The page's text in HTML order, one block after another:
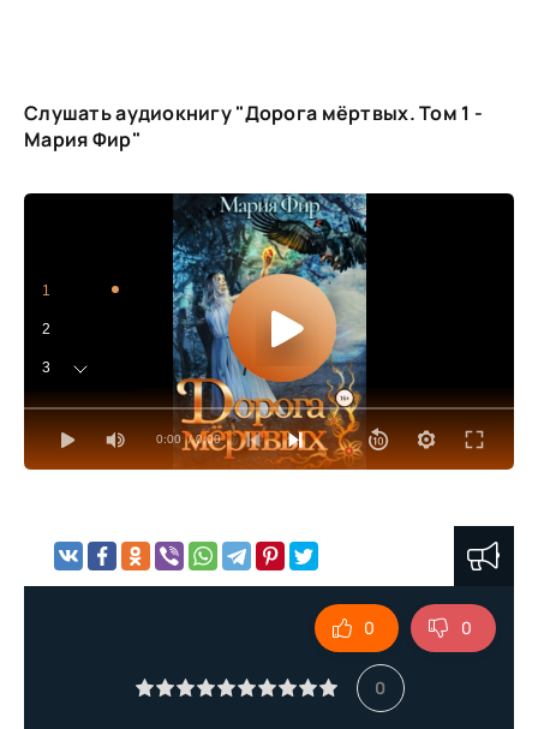
Слушать аудиокнигу "Дорога мёртвых. Том 1 -
Мария Фир"
0:00 / 0:00
1
2
3
4
0
0 0